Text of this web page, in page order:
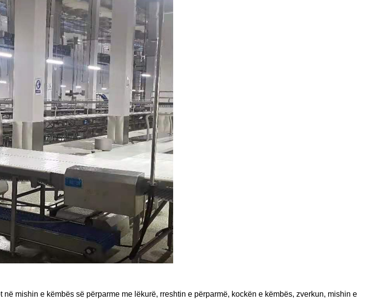
mishin e këmbës së përparme me lëkurë, rreshtin e përparmë, kockën e këmbës, zverkun, mishin e